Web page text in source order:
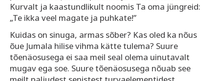
Kurvalt ja kaastundlikult noomis Ta oma jüngreid:
„Te ikka veel magate ja puhkate!”
Kuidas on sinuga, armas sõber? Kas oled ka nõus
õue Jumala hilise vihma kätte tulema? Suure
tõenäosusega ei saa meil seal olema uinutavalt
mugav ega soe. Suure tõenäosusega nõuab see